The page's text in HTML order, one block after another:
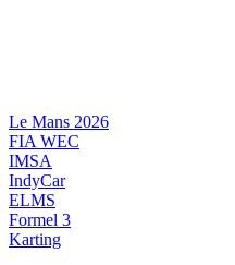
Le Mans 2026
FIA WEC
IMSA
IndyCar
ELMS
Formel 3
Karting